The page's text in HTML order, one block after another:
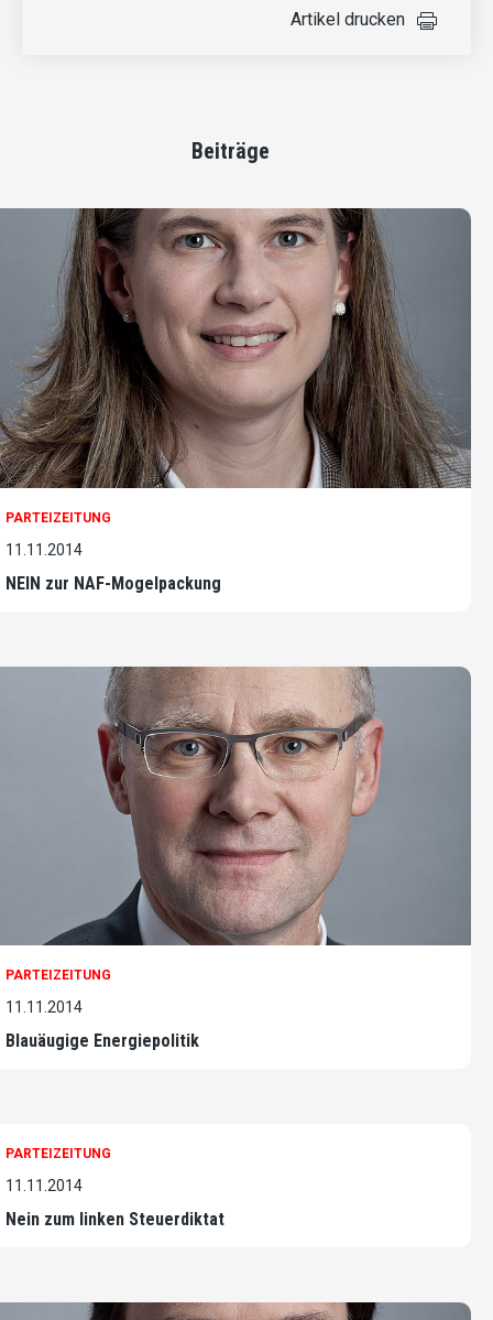
Artikel drucken
Beiträge
PARTEIZEITUNG
11.11.2014
NEIN zur NAF-Mogelpackung
PARTEIZEITUNG
11.11.2014
Blauäugige Energiepolitik
PARTEIZEITUNG
11.11.2014
Nein zum linken Steuerdiktat